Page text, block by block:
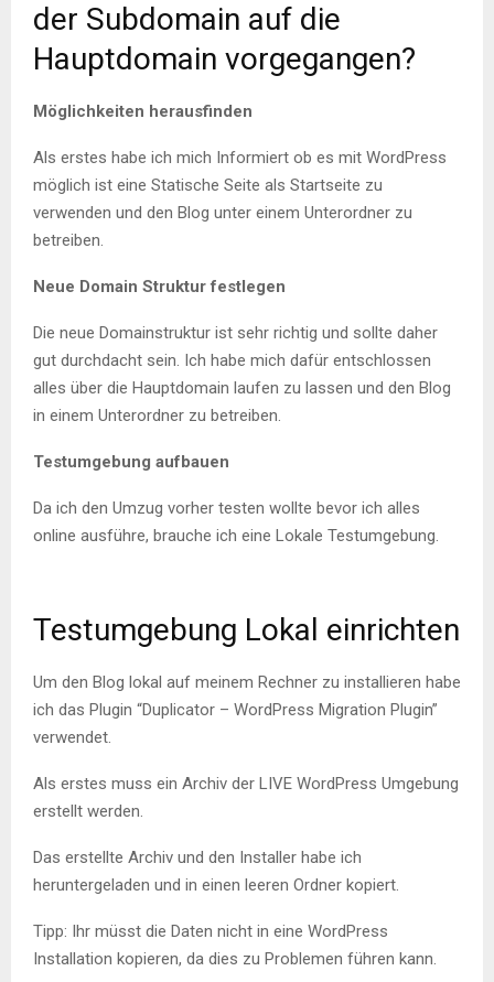
der Subdomain auf die
Hauptdomain vorgegangen?
Möglichkeiten herausfinden
Als erstes habe ich mich Informiert ob es mit WordPress
möglich ist eine Statische Seite als Startseite zu
verwenden und den Blog unter einem Unterordner zu
betreiben.
Neue Domain Struktur festlegen
Die neue Domainstruktur ist sehr richtig und sollte daher
gut durchdacht sein. Ich habe mich dafür entschlossen
alles über die Hauptdomain laufen zu lassen und den Blog
in einem Unterordner zu betreiben.
Testumgebung aufbauen
Da ich den Umzug vorher testen wollte bevor ich alles
online ausführe, brauche ich eine Lokale Testumgebung.
Testumgebung Lokal einrichten
Um den Blog lokal auf meinem Rechner zu installieren habe
ich das Plugin “Duplicator – WordPress Migration Plugin”
verwendet.
Als erstes muss ein Archiv der LIVE WordPress Umgebung
erstellt werden.
Das erstellte Archiv und den Installer habe ich
heruntergeladen und in einen leeren Ordner kopiert.
Tipp: Ihr müsst die Daten nicht in eine WordPress
Installation kopieren, da dies zu Problemen führen kann.